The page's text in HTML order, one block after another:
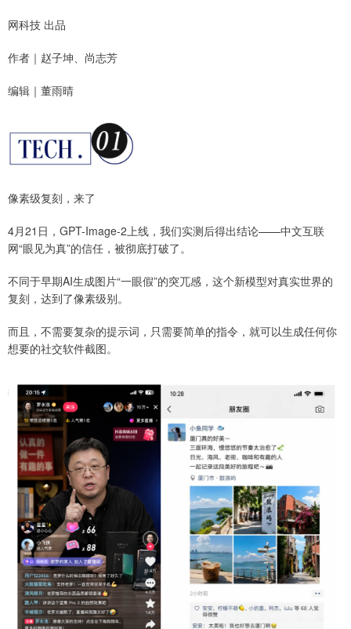
网科技 出品
作者｜赵子坤、尚志芳
编辑｜董雨晴
像素级复刻，来了
4月21日，GPT-Image-2上线，我们实测后得出结论——中文互联
网“眼见为真”的信任，被彻底打破了。
不同于早期AI生成图片“一眼假”的突兀感，这个新模型对真实世界的
复刻，达到了像素级别。
而且，不需要复杂的提示词，只需要简单的指令，就可以生成任何你
想要的社交软件截图。